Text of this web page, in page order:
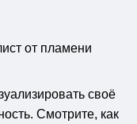
от пламени
своё
Смотрите, как